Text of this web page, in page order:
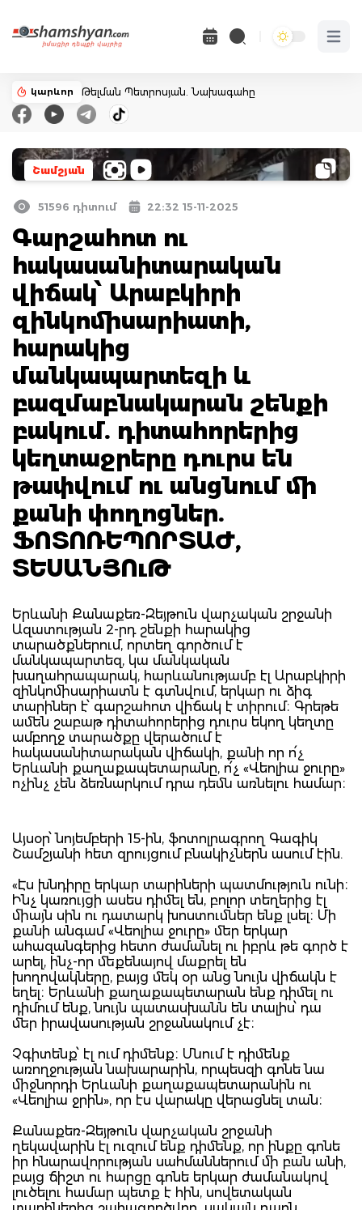
Open
կարևոր Թելման Պետրոսյան. Նախագահը
Շամշյան
51596 դիտում 22:32 15-11-2025
Գարշահոտ ու
հակասանիտարական
վիճակ՝ Արաբկիրի
զինկոմիսարիատի,
հարակից
մանկապարտեզի և
բազմաբնակարան շենքի
բակում. դիտահորերից
կեղտաջրերը դուրս են
թափվում ու անցնում մի
քանի փողոցներ.
ՖՈՏՈՌԵՊՈՐՏԱԺ,
ՏԵՍԱՆՅՈւԹ
Երևանի Քանաքեռ-Զեյթուն վարչական շրջանի
Ազատության 2-րդ շենքի հարակից
տարածքներում, որտեղ գործում է
մանկապարտեզ, կա մանկական
խաղահրապարակ, հարևանությամբ էլ Արաբկիրի
զինկոմիսարիատն է գտնվում, երկար ու ձիգ
տարիներ է՝ գարշահոտ վիճակ է տիրում։ Գրեթե
ամեն շաբաթ դիտահորերից դուրս եկող կեղտը
ամբողջ տարածքը վերածում է
հակասանիտարական վիճակի, քանի որ ո՛չ
Երևանի քաղաքապետարանը, ո՛չ «Վեոլիա ջուրը»
ոչինչ չեն ձեռնարկում դրա դեմն առնելու համար։
Այսօր՝ նոյեմբերի 15-ին, ֆոտոլրագրող Գագիկ
Շամշյանի հետ զրույցում բնակիչներն ասում էին.
«Էս խնդիրը երկար տարիների պատմություն ունի։
Ինչ կառույցի ասես դիմել են, բոլոր տեղերից էլ
միայն սին ու դատարկ խոստումներ ենք լսել։ Մի
քանի անգամ «Վեոլիա ջուրը» մեր երկար
ահազանգերից հետո ժամանել ու իբրև թե գործ է
արել, ինչ-որ մեքենայով մաքրել են
խողովակները, բայց մեկ օր անց նույն վիճակն է
եղել։ Երևանի քաղաքապետարան ենք դիմել ու
դիմում ենք, նույն պատասխանն են տալիս՝ դա
մեր իրավասության շրջանակում չէ։
Չգիտենք՝ էլ ում դիմենք։ Մնում է դիմենք
առողջության նախարարին, որպեսզի գոնե նա
միջնորդի Երևանի քաղաքապետարանին ու
«Վեոլիա ջրին», որ էս վարակը վերացնել տան։
Քանաքեռ-Զեյթուն վարչական շրջանի
ղեկավարին էլ ուզում ենք դիմենք, որ ինքը գոնե
իր հնարավորության սահմաններում մի բան անի,
բայց ճիշտ ու հարցը գոնե երկար ժամանակով
լուծելու համար պետք է հին, սովետական